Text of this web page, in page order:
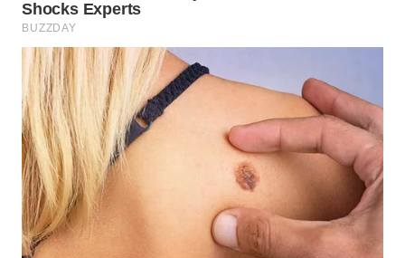
DEPOK
WN
TAPANULI
UTARA
WN
SAMOSIR
WN
PADANG
LAWAS